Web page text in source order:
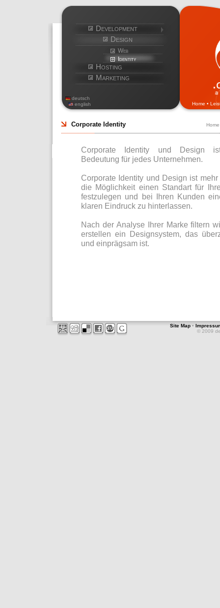
Development
Design
Web
Identity
Hosting
Marketing
deutsch
english
Home •
Corporate Identity Home
Corporate Identity und Design
Bedeutung für jedes Unternehmen.
Corporate Identity und Design ist
die Möglichkeit einen Standart für
festzulegen und bei Ihren Kunden
klaren Eindruck zu hinterlassen.
Nach der Analyse Ihrer Marke filtern
erstellen ein Designsystem, das
und einprägsam ist.
Site Map •
© 2009